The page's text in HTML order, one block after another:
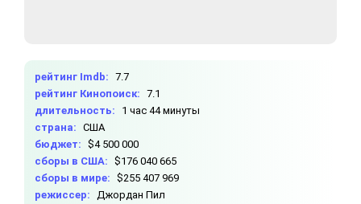
рейтинг Imdb: 7.7
рейтинг Кинопоиск: 7.1
длительность:
1 час 44 минуты
страна: США
бюджет: $4 500 000
сборы в США: $176 040 665
сборы в мире: $255 407 969
режиссер:
Джордан Пил